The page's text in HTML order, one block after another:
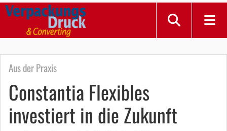
Aus der Praxis
Constantia Flexibles
investiert in die Zukunft